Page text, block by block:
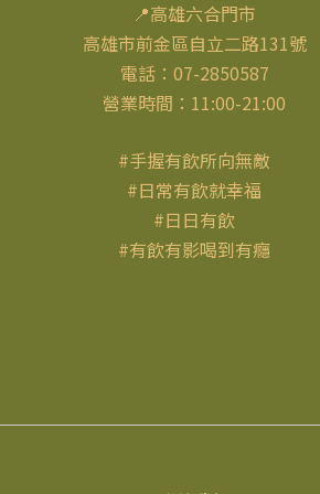
📍高雄六合門市
高雄市前金區自立二路131號
電話：07-2850587
營業時間：11:00-21:00
#手握有飲所向無敵
#日常有飲就幸福
#日日有飲
#有飲有影喝到有癮